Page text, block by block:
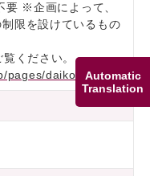
Automatic
Translation
※企画によって、
限を設けているもの
ください。
pages/daikoukai/